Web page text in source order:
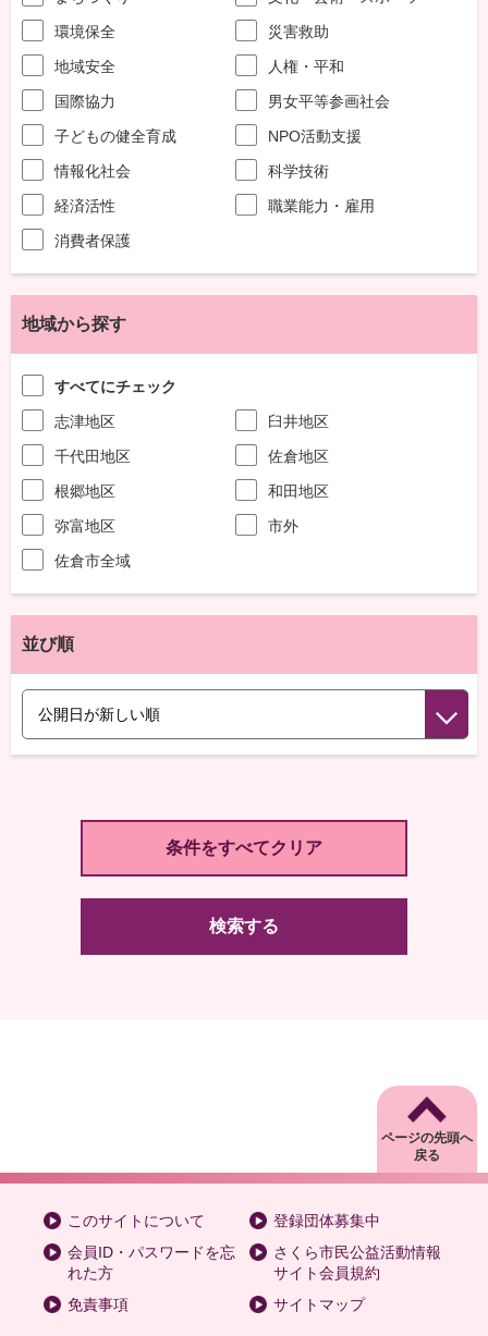
環境保全
災害救助
地域安全
人権・平和
国際協力
男女平等参画社会
子どもの健全育成
NPO活動支援
情報化社会
科学技術
経済活性
職業能力・雇用
消費者保護
地域から探す
すべてにチェック
志津地区
臼井地区
千代田地区
佐倉地区
根郷地区
和田地区
弥富地区
市外
佐倉市全域
並び順
検索する
ページの先頭へ
戻る
このサイトについて
登録団体募集中
会員ID・パスワードを忘
れた方
さくら市民公益活動情報
サイト会員規約
免責事項
サイトマップ